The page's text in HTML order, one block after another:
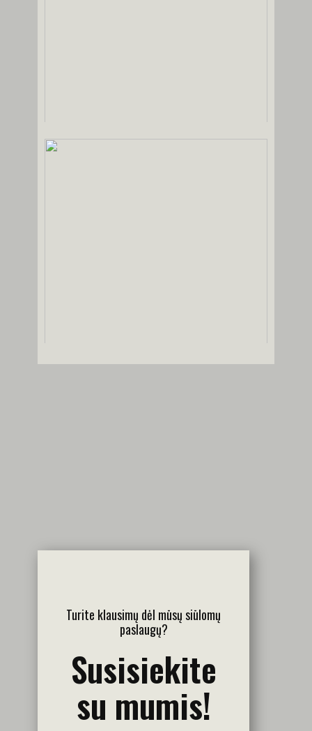
Turite klausimų dėl mūsų siūlomų
paslaugų?
Susisiekite
su mumis!